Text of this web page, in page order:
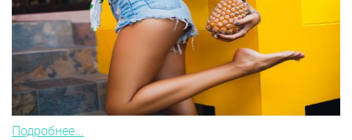
Подробнее...